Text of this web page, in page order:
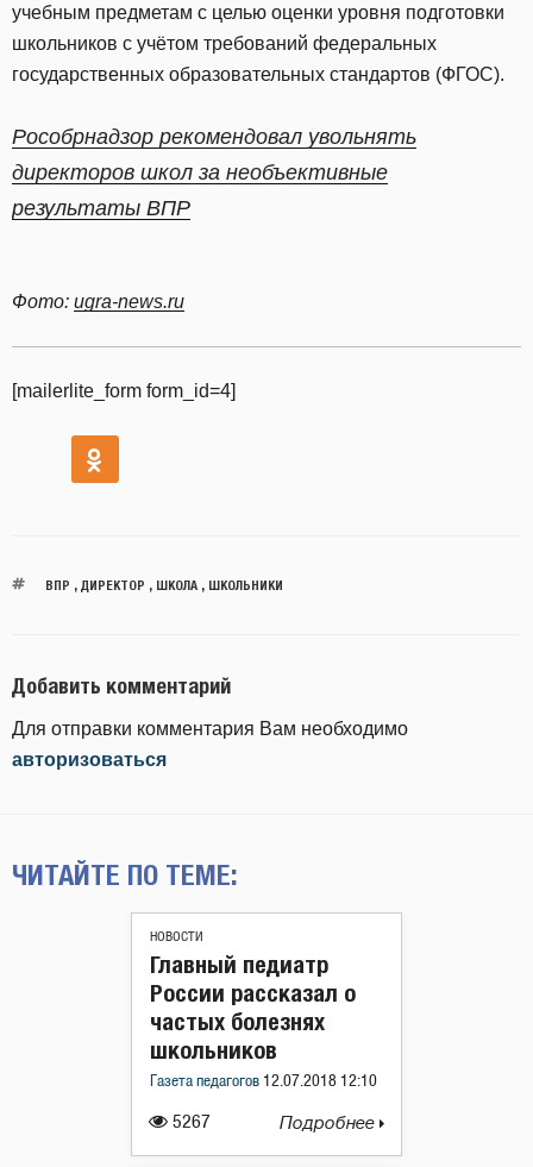
учебным предметам с целью оценки уровня подготовки
школьников с учётом требований федеральных
государственных образовательных стандартов (ФГОС).
Рособрнадзор рекомендовал увольнять
директоров школ за необъективные
результаты ВПР
Фото: ugra-news.ru
[mailerlite_form form_id=4]
ВПР ДИРЕКТОР ШКОЛА, ШКОЛЬНИКИ
Добавить комментарий
Для отправки комментария Вам необходимо
авторизоваться
ЧИТАЙТЕ ПО ТЕМЕ:
НОВОСТИ
5267
Главный педиатр
России рассказал о
частых болезнях
школьников
Газета педагогов 12.07.2018 12:10
Подробнее